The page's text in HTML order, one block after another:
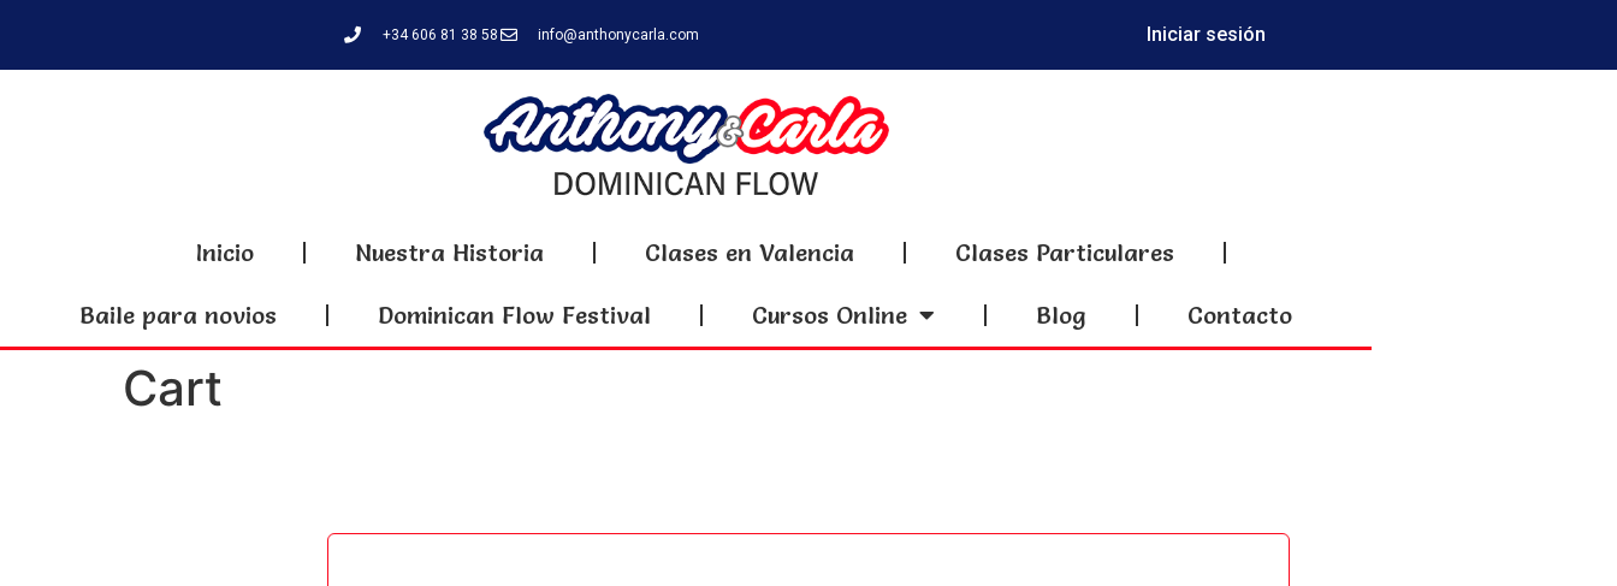
+34 606 81 38 58 info@anthonycarla.com Iniciar sesión
Inicio Nuestra Historia Clases en Valencia Clases Particulares
Baile para novios Dominican Flow Festival Cursos Online Blog Contacto
Cart